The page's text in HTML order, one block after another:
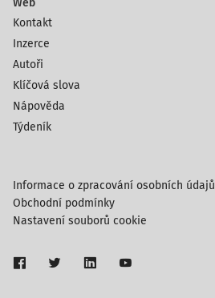
Web
Kontakt
Inzerce
Autoři
Klíčová slova
Nápověda
Týdeník
Informace o zpracování osobních údajů
Obchodní podmínky
Nastavení souborů cookie